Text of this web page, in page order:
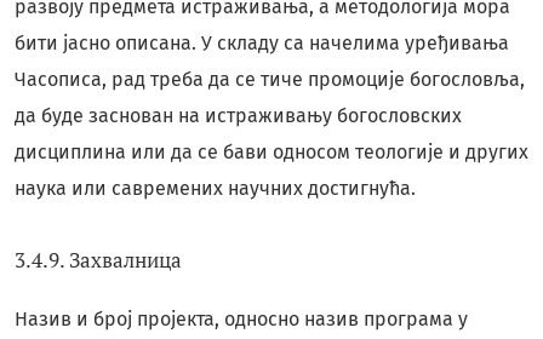
развоју предмета истраживања, а методологија мора
бити јасно описана. У складу са начелима уређивања
Часописа, рад треба да се тиче промоције богословља,
да буде заснован на истраживању богословских
дисциплина или да се бави односом теологије и других
наука или савремених научних достигнућа.
3.4.9. Захвалница
Назив и број пројекта, односно назив програма у